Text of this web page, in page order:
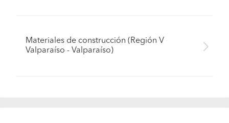
Materiales de construcción (Región V
Valparaíso - Valparaíso)